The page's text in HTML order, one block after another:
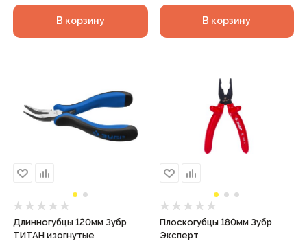
В корзину В корзину
Длинногубцы 120мм Зубр
ТИТАН изогнутые
Плоскогубцы 180мм Зубр
Эксперт